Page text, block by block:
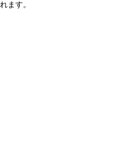
ます。